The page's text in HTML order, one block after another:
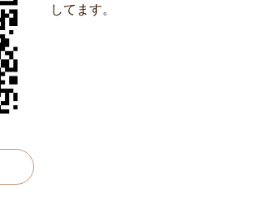
してます。